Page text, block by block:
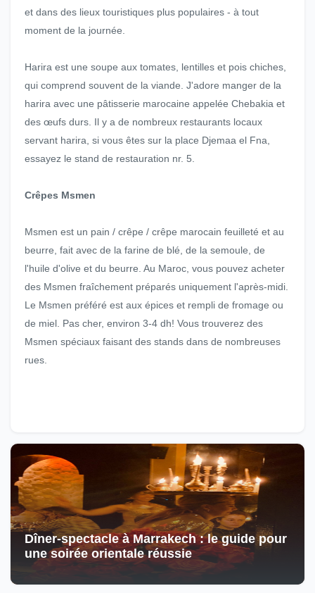
et dans des lieux touristiques plus populaires - à tout
moment de la journée.
Harira est une soupe aux tomates, lentilles et pois chiches,
qui comprend souvent de la viande. J'adore manger de la
harira avec une pâtisserie marocaine appelée Chebakia et
des œufs durs. Il y a de nombreux restaurants locaux
servant harira, si vous êtes sur la place Djemaa el Fna,
essayez le stand de restauration nr. 5.
Crêpes Msmen
Msmen est un pain / crêpe / crêpe marocain feuilleté et au
beurre, fait avec de la farine de blé, de la semoule, de
l'huile d'olive et du beurre. Au Maroc, vous pouvez acheter
des Msmen fraîchement préparés uniquement l'après-midi.
Le Msmen préféré est aux épices et rempli de fromage ou
de miel. Pas cher, environ 3-4 dh! Vous trouverez des
Msmen spéciaux faisant des stands dans de nombreuses
rues.
Dîner-spectacle à Marrakech : le guide pour
une soirée orientale réussie